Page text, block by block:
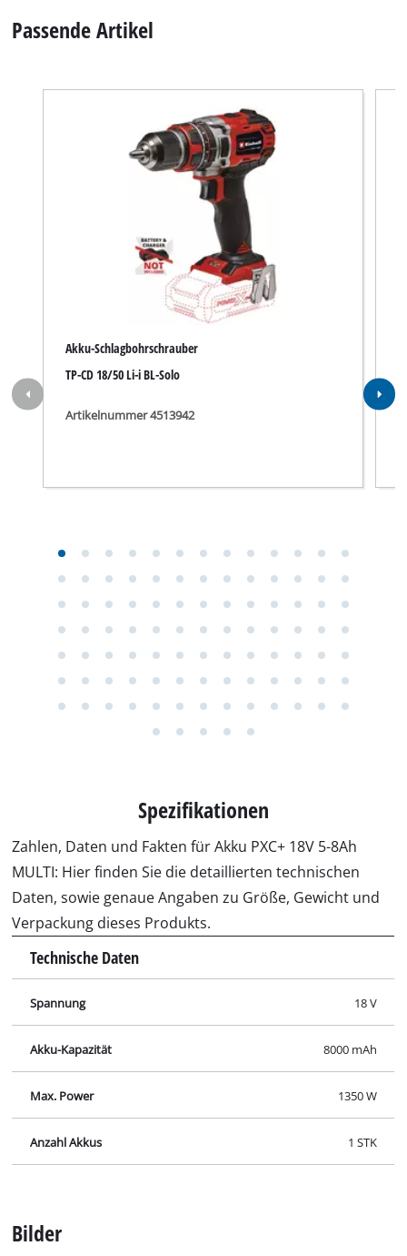
Passende Artikel
Akku-Schlagbohrschrauber
TP-CD 18/50 Li-i BL-Solo
Artikelnummer 4513942
Spezifikationen
Zahlen, Daten und Fakten für Akku PXC+ 18V 5-8Ah
MULTI: Hier finden Sie die detaillierten technischen
Daten, sowie genaue Angaben zu Größe, Gewicht und
Verpackung dieses Produkts.
Technische Daten
Spannung 18 V
Akku-Kapazität 8000 mAh
Max. Power 1350 W
Anzahl Akkus 1 STK
Bilder